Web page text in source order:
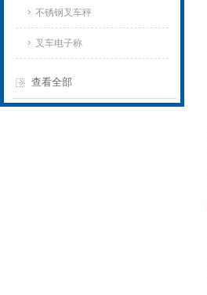
不锈钢叉车秤
叉车电子称
查看全部